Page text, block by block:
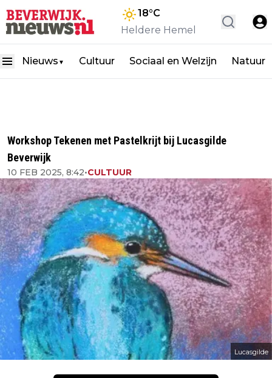
18°C
Heldere Hemel
Nieuws ▼ Cultuur Sociaal en Welzijn Natuur
Workshop Tekenen met Pastelkrijt bij Lucasgilde
Beverwijk
10 FEB 2025, 8:42•CULTUUR
Lucasgilde